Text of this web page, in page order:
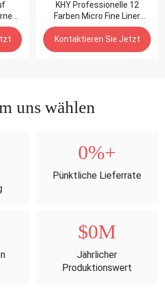
KHY Professionelle 12
Farben Micro Fine Liner
Skizze Farbe Für Farbe Kid
Zeichnung Kunst Marker
Fineliner Farbe Permanent
Kontaktieren Sie Jetzt
uns wählen
0%+
Pünktliche Lieferrate
0
$ M
Jährlicher
Produktionswert